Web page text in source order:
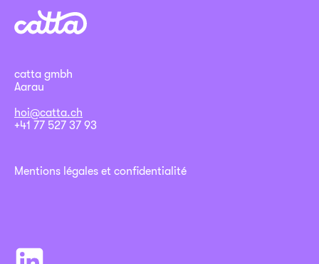
catta gmbh
Aarau
hoi@catta.ch
+41 77 527 37 93
Mentions légales et confidentialité